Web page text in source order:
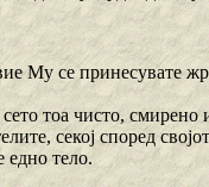
вие Му се принесувате
тоа чисто, смирено
секој според
едно тело.